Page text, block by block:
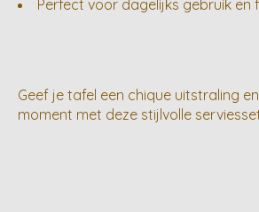
Perfect voor dagelijks gebruik en
Geef je tafel een chique uitstraling
moment met deze stijlvolle